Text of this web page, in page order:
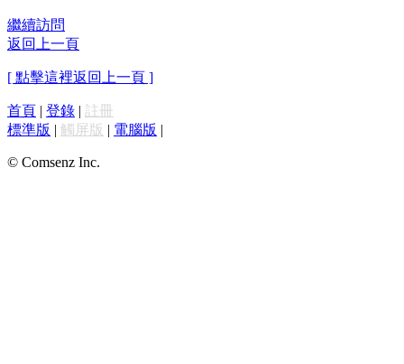
繼續訪問
返回上一頁
[ 點擊這裡返回上一頁 ]
首頁 | 登錄 | 註冊
標準版 | 觸屏版 | 電腦版 |
© Comsenz Inc.